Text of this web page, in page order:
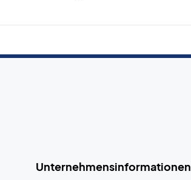
Unternehmensinformationen